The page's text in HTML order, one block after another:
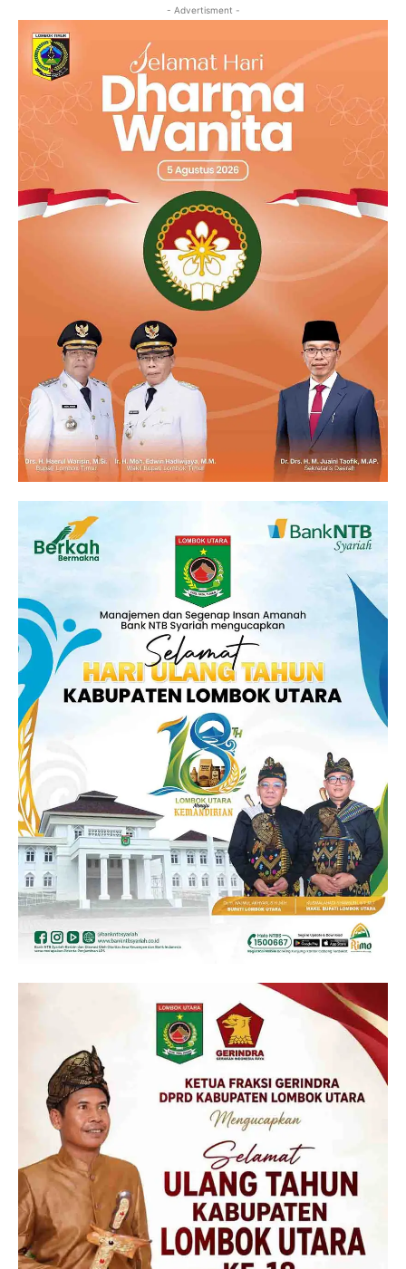
- Advertisment -